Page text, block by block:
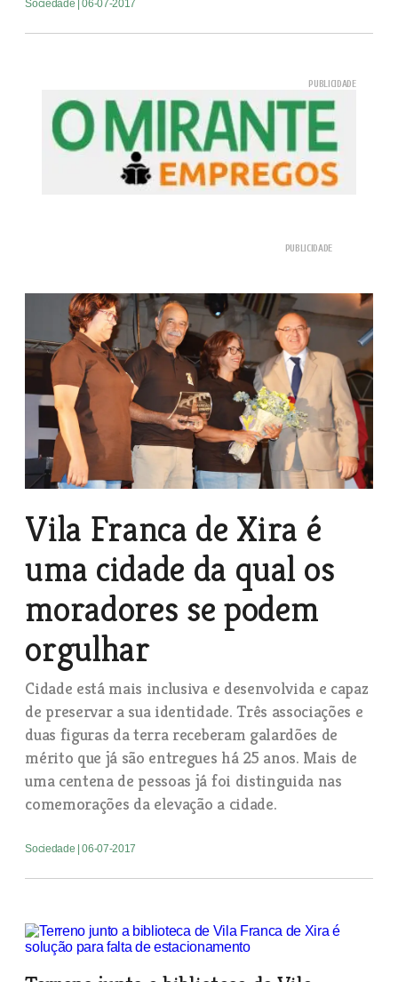
Sociedade | 06-07-2017
Vila Franca de Xira é
uma cidade da qual os
moradores se podem
orgulhar
Cidade está mais inclusiva e desenvolvida e capaz
de preservar a sua identidade. Três associações e
duas figuras da terra receberam galardões de
mérito que já são entregues há 25 anos. Mais de
uma centena de pessoas já foi distinguida nas
comemorações da elevação a cidade.
Sociedade | 06-07-2017